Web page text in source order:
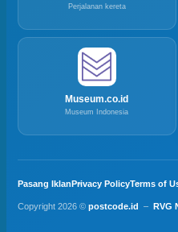
Perjalanan kereta
Museum.co.id
Museum Indonesia
Pasang IklanPrivacy PolicyTerms of
Copyright 2026 © postcode.id – RVG